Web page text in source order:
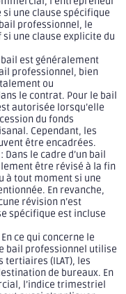
une clause spécifique
professionnel, le
une clause explicite du
bail est généralement
professionnel, bien
ou
le contrat. Pour le bail
autorisée lorsqu’elle
du fonds
Cependant, les
être encadrées.
: Dans le cadre d’un bail
être révisé à la fin
à tout moment si une
En revanche,
révision n’est
spécifique est incluse
En ce qui concerne le
bail professionnel utilise
tertiaires (ILAT), les
de bureaux. En
l’indice trimestriel